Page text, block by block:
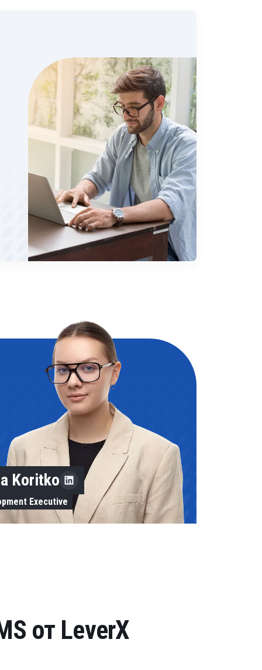
Koritko
Executive
от LeverX